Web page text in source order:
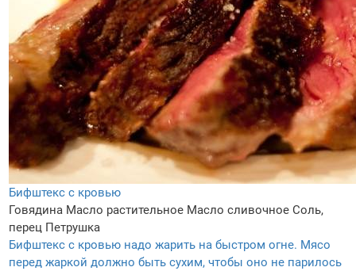
Бифштекс с кровью
Говядина Масло растительное Масло сливочное Соль,
перец Петрушка
Бифштекс с кровью надо жарить на быстром огне. Мясо
перед жаркой должно быть сухим, чтобы оно не парилось